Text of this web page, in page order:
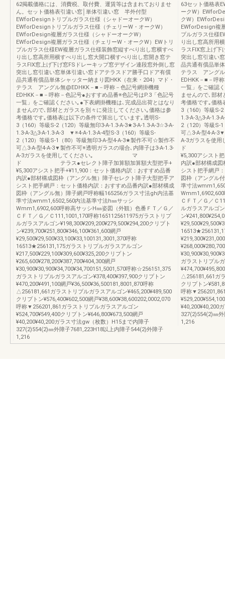
62掲載価格には、消費税、取付費、運賃等は含まれておりませ
ん。セット価格表引違い窓│単体引違い窓 半外付型
EWforDesignトリプルガラス仕様（シャドーオークW）
EWforDesignトリプルガラス仕様（チェリーW・オークW）
EWforDesign複層ガラス仕様（シャドーオークW）
EWforDesign複層ガラス仕様（チェリーW・オークW）EWトリ
プルガラス仕様EW複層ガラス仕様装飾窓縦すべり出し窓横すべ
り出し窓高所用横すべり出し窓大開口横すべり出し窓開き窓テ
ラスFIX窓上げ下げ窓FSドレーキップ窓デザイン連段窓外倒し窓
突出し窓引違い窓単体引違い窓ドアテラスドア勝手口ドア有償
品共通有償品単体シャッター納まり図HKK（在来・204）マド・
テラス アングル無@EDHKK－■－呼称－色記号網掛機種
EDHKK－■－呼称－色記号●おすすめ品番※色記号はP.3「色記号
一覧」をご確認ください｡●下表網掛機種は､完成品出荷とはなり
ませんので､部材とガラスを別々に発注してください｡価格は参
考価格です｡価格表は以下の条件で算出しています｡透明S-
3（160）等級S-2（120）等級無印3-A-1.3-A-3★3-A-1.3-A-3☆3-A-
1.3-A-3△3-A-1.3-A-3 ▼※4-A-1.3-A-4型S-3（160）等級S-
2（120）等級S-1（80）等級無印3-A-型4-A-3★製作不可☆製作不
可△3-A-型4-A-3▼製作不可※透明ガラスの場合､内障子は3-A-1.3-
A-3ガラスを使用してください｡ マ
ド テラス●セレクト障子加算額加算額大型把手+
¥5,300アシスト把手+¥11,900：セット価格内訳：おすすめ品番
内訳●部材構成図枠（アングル無）障子セレクト障子大型把手ア
シスト把手網戸：セット価格内訳：おすすめ品番内訳●部材構成
図枠（アングル無）障子網戸呼称幅165256ガラス寸法gh内法基
準寸法wmm1,6502,560内法基準寸法h㎜サッシ
Wmm1,6902,600呼称高サッシH㎜姿図（外観）色番ＦＴ／Ｇ／
ＣＦＴ／Ｇ／Ｃ111,1001,170呼称1651125611975ガラストリプ
ルガラスアルゴン¥198,300¥209,200¥279,500¥294,200クリプト
ン¥239,700¥251,800¥346,100¥361,600網戸
¥29,500¥29,500¥33,100¥33,100131,3001,370呼称
16513★256131,175ガラストリプルガラスアルゴン
¥217,500¥229,100¥309,600¥325,200クリプトン
¥265,600¥278,200¥387,700¥404,300網戸
¥30,900¥30,900¥34,700¥34,700151,5001,570呼称☆256151,375
ガラストリプルガラスアルゴン¥378,400¥397,900クリプトン
¥470,200¥491,100網戸¥36,500¥36,500181,8001,870呼称
△256181,661ガラストリプルガラスアルゴン¥465,200¥489,500
クリプトン¥576,400¥602,500網戸¥38,600¥38,600202,0002,070
呼称▼256201,861ガラストリプルガラスアルゴン
¥524,700¥549,400クリプトン¥646,800¥673,500網戸
¥40,200¥40,200ガラス寸法gw（枚数）H15まで内障子
327(2)554(2)㎜外障子7681,223H18以上内障子544(2)外障子
1,216
63セット価格表
ークW）
クW）
EWforDesign複
プルガラス仕様
り出し窓高所用
ラスFIX窓上げ下
突出し窓引違い
品共通有償品単
テラス アングル
EDHKK－■－呼
一覧」をご確認
ませんので､部
考価格です｡価格
3（160）等級S-
1.3-A-3△3-A-1.3-
2（120）等級S-
可△3-A-型4-A-3▼
A-3ガラス
ド テラス●
¥5,300アシスト
内訳●部材構成図
シスト把手網戸
図枠（アングル
準寸法
ＣＦＴ／Ｇ／Ｃ
ルガラスアルゴ
ン
ガラストリプル
△256181,661ガ
クリプトン
呼称
¥40,200¥40,200
327(2)554(2)㎜
1,216